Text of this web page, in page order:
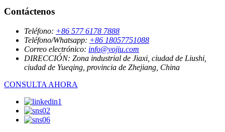
Contáctenos
Teléfono: +86 577 6178 7888
Teléfono/Whatsapp: +86 18057751088
Correo electrónico: info@yojiu.com
DIRECCIÓN: Zona industrial de Jiaxi, ciudad de Liushi,
ciudad de Yueqing, provincia de Zhejiang, China
CONSULTA AHORA